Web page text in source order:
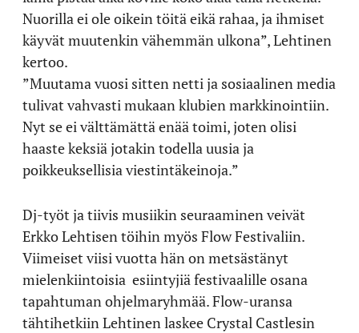
Nuorilla ei ole oikein töitä eikä rahaa, ja ihmiset
käyvät muutenkin vähemmän ulkona”, Lehtinen
kertoo.
”Muutama vuosi sitten netti ja sosiaalinen media
tulivat vahvasti mukaan klubien markkinointiin.
Nyt se ei välttämättä enää toimi, joten olisi
haaste keksiä jotakin todella uusia ja
poikkeuksellisia viestintäkeinoja.”
Dj-työt ja tiivis musiikin seuraaminen veivät
Erkko Lehtisen töihin myös Flow Festivaliin.
Viimeiset viisi vuotta hän on metsästänyt
mielenkiintoisia esiintyjiä festivaalille osana
tapahtuman ohjelmaryhmää. Flow-uransa
tähtihetkiin Lehtinen laskee Crystal Castlesin